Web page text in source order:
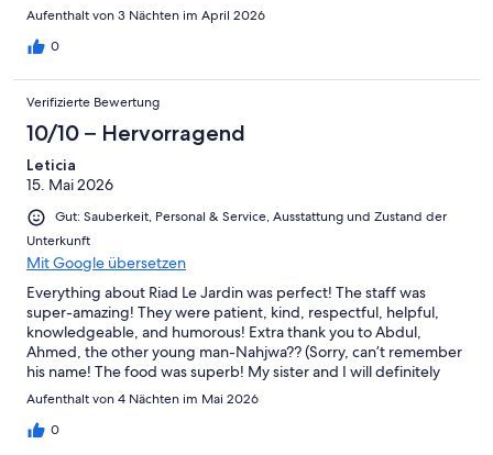
Aufenthalt von 3 Nächten im April 2026
0
Verifizierte Bewertung
10/10 – Hervorragend
Leticia
15. Mai 2026
Gut: Sauberkeit, Personal & Service, Ausstattung und Zustand der
Unterkunft
Mit Google übersetzen
Everything about Riad Le Jardin was perfect! The staff was
super-amazing! They were patient, kind, respectful, helpful,
knowledgeable, and humorous! Extra thank you to Abdul,
Ahmed, the other young man-Nahjwa?? (Sorry, can’t remember
his name! The food was superb! My sister and I will definitely
return. We have nothing negative to say about the place and
Aufenthalt von 4 Nächten im Mai 2026
0